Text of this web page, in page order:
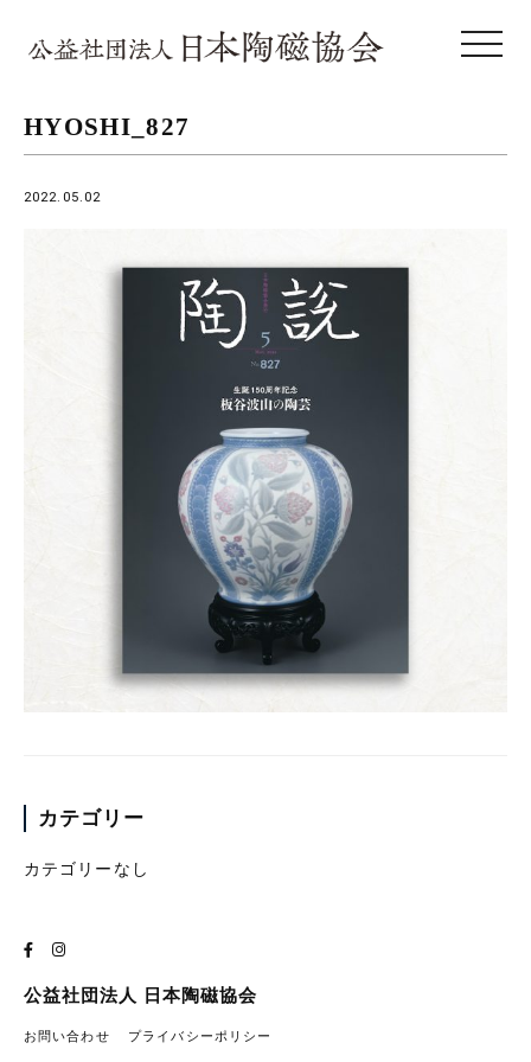
toggle
HYOSHI_827
2022.05.02
カテゴリー
カテゴリーなし
公益社団法人 日本陶磁協会
お問い合わせ プライバシーポリシー